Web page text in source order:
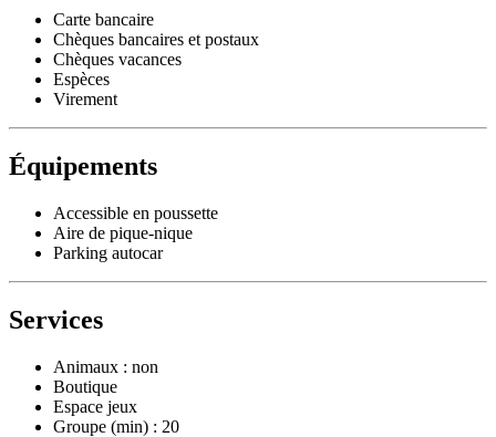
Carte bancaire
Chèques bancaires et postaux
Chèques vacances
Espèces
Virement
Équipements
Accessible en poussette
Aire de pique-nique
Parking autocar
Services
Animaux : non
Boutique
Espace jeux
Groupe (min) : 20